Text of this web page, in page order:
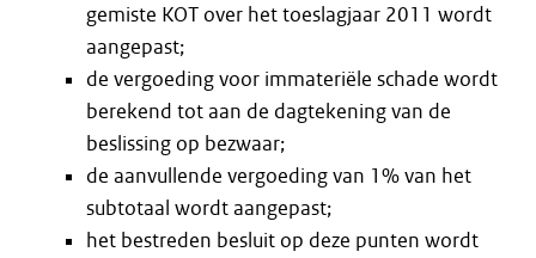
gemiste KOT over het toeslagjaar 2011 wordt
aangepast;
de vergoeding voor immateriële schade wordt
berekend tot aan de dagtekening van de
beslissing op bezwaar;
de aanvullende vergoeding van 1% van het
subtotaal wordt aangepast;
het bestreden besluit op deze punten wordt